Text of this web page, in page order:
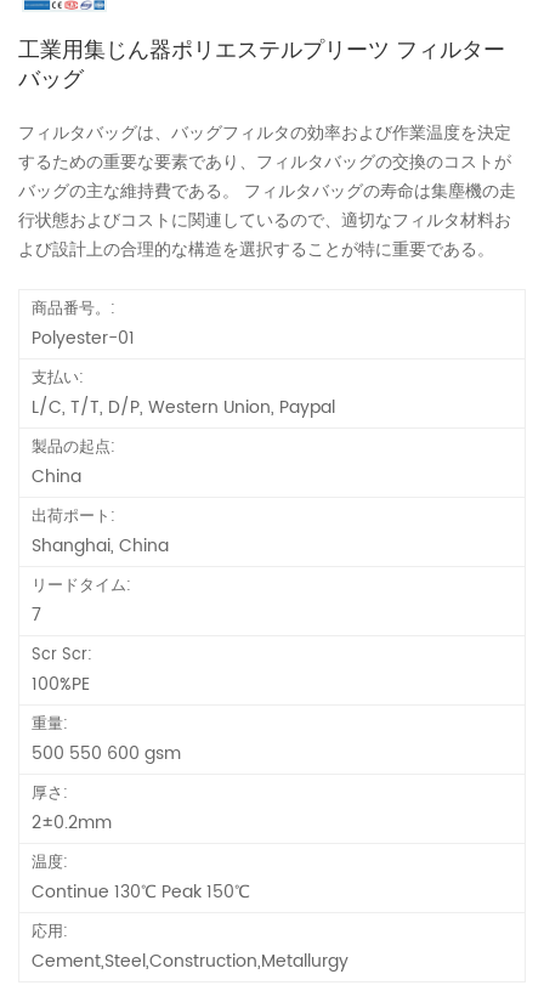
工業用集じん器ポリエステルプリーツ フィルター
バッグ
フィルタバッグは、バッグフィルタの効率および作業温度を決定
するための重要な要素であり、フィルタバッグの交換のコストが
バッグの主な維持費である。 フィルタバッグの寿命は集塵機の走
行状態およびコストに関連しているので、適切なフィルタ材料お
よび設計上の合理的な構造を選択することが特に重要である。
商品番号。:
Polyester-01
支払い:
L/C, T/T, D/P, Western Union, Paypal
製品の起点:
China
出荷ポート:
Shanghai, China
リードタイム:
7
Scr Scr:
100%PE
重量:
500 550 600 gsm
厚さ:
2±0.2mm
温度:
Continue 130℃ Peak 150℃
応用:
Cement,Steel,Construction,Metallurgy